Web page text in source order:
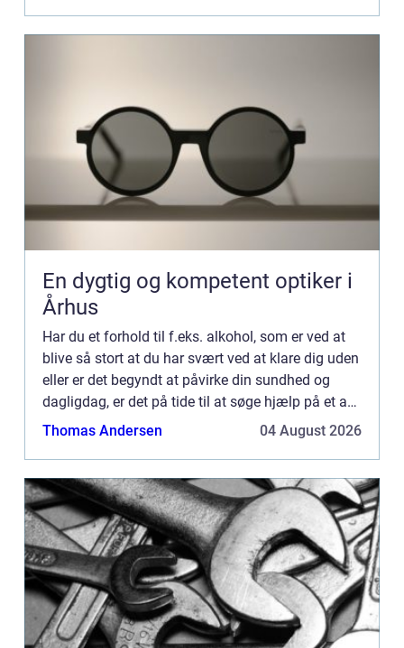
En dygtig og kompetent optiker i
Århus
Har du et forhold til f.eks. alkohol, som er ved at
blive så stort at du har svært ved at klare dig uden
eller er det begyndt at påvirke din sundhed og
dagligdag, er det på tide til at søge hjælp på et af
la...
Thomas Andersen 04 August 2026